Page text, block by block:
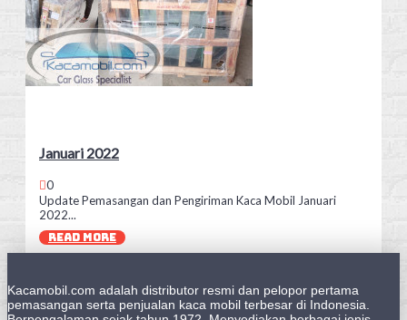
Januari 2022
0
Update Pemasangan dan Pengiriman Kaca Mobil Januari
2022...
READ MORE
Kacamobil.com adalah distributor resmi dan pelopor pertama
pemasangan serta penjualan kaca mobil terbesar di Indonesia.